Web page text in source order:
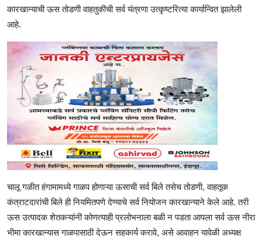
कारखान्याची ऊस तोडणी वाहतुकीची सर्व यंत्रणा उत्कृष्टरित्या कार्यान्वित झालेली
आहे.
चालू गळीत हंगामामध्ये गाळप होणाऱ्या ऊसाची सर्व बिले तसेच तोडणी, वाहतूक
कंत्राटदारांची बिले ही नियमितपणे देण्याचे सर्व नियोजन कारखान्याने केले आहे. तरी
ऊस उत्पादक शेतकऱ्यांनी कोणत्याही प्रलोभनाला बळी न पडता आपला सर्व ऊस नीरा
भीमा कारखान्यास गाळपासाठी देऊन सहकार्य करावे, असे आवाहन यावेळी अध्यक्ष